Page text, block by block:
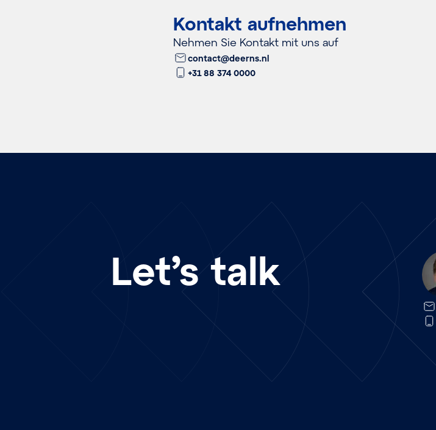
Kontakt aufnehmen
Nehmen Sie Kontakt mit uns auf
contact@deerns.nl
+31 88 374 0000
Let’s talk